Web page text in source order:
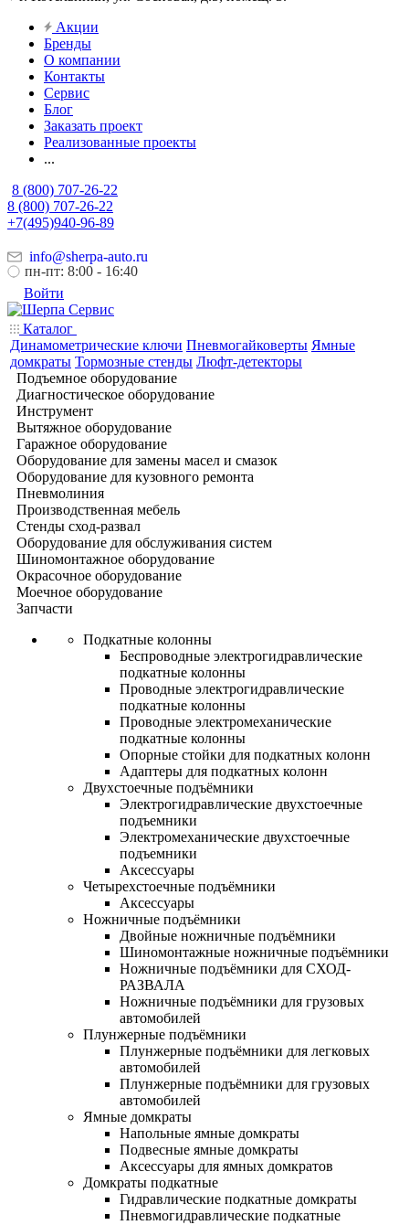
Акции
Бренды
О компании
Контакты
Сервис
Блог
Заказать проект
Реализованные проекты
...
8 (800) 707-26-22
8 (800) 707-26-22
+7(495)940-96-89
info@sherpa-auto.ru
пн-пт: 8:00 - 16:40
Войти
Каталог
Динамометрические ключи Пневмогайковерты Ямные
домкраты Тормозные стенды Люфт-детекторы
Подъемное оборудование
Диагностическое оборудование
Инструмент
Вытяжное оборудование
Гаражное оборудование
Оборудование для замены масел и смазок
Оборудование для кузовного ремонта
Пневмолиния
Производственная мебель
Стенды сход-развал
Оборудование для обслуживания систем
Шиномонтажное оборудование
Окрасочное оборудование
Моечное оборудование
Запчасти
Подкатные колонны
Беспроводные электрогидравлические
подкатные колонны
Проводные электрогидравлические
подкатные колонны
Проводные электромеханические
подкатные колонны
Опорные стойки для подкатных колонн
Адаптеры для подкатных колонн
Двухстоечные подъёмники
Электрогидравлические двухстоечные
подъемники
Электромеханические двухстоечные
подъемники
Аксессуары
Четырехстоечные подъёмники
Аксессуары
Ножничные подъёмники
Двойные ножничные подъёмники
Шиномонтажные ножничные подъёмники
Ножничные подъёмники для СХОД-
РАЗВАЛА
Ножничные подъёмники для грузовых
автомобилей
Плунжерные подъёмники
Плунжерные подъёмники для легковых
автомобилей
Плунжерные подъёмники для грузовых
автомобилей
Ямные домкраты
Напольные ямные домкраты
Подвесные ямные домкраты
Аксессуары для ямных домкратов
Домкраты подкатные
Гидравлические подкатные домкраты
Пневмогидравлические подкатные